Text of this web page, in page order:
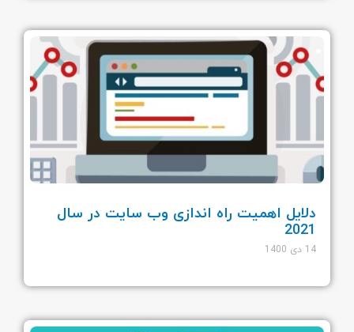
دلایل اهمیت راه اندازی وب سایت در سال
2021
14 دی 1400